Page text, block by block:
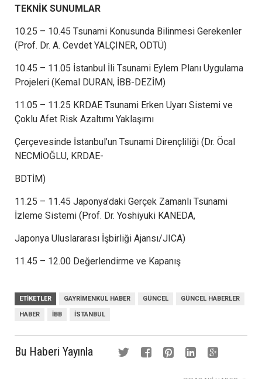
TEKNİK SUNUMLAR
10.25 – 10.45 Tsunami Konusunda Bilinmesi Gerekenler
(Prof. Dr. A. Cevdet YALÇINER, ODTÜ)
10.45 – 11.05 İstanbul İli Tsunami Eylem Planı Uygulama
Projeleri (Kemal DURAN, İBB-DEZİM)
11.05 – 11.25 KRDAE Tsunami Erken Uyarı Sistemi ve
Çoklu Afet Risk Azaltımı Yaklaşımı
Çerçevesinde İstanbul’un Tsunami Dirençliliği (Dr. Öcal
NECMİOĞLU, KRDAE-
BDTİM)
11.25 – 11.45 Japonya’daki Gerçek Zamanlı Tsunami
İzleme Sistemi (Prof. Dr. Yoshiyuki KANEDA,
Japonya Uluslararası İşbirliği Ajansı/JICA)
11.45 – 12.00 Değerlendirme ve Kapanış
ETIKETLER GAYRIMENKUL HABER GÜNCEL GÜNCEL HABERLER
HABER İBB İSTANBUL
Bu Haberi Yayınla